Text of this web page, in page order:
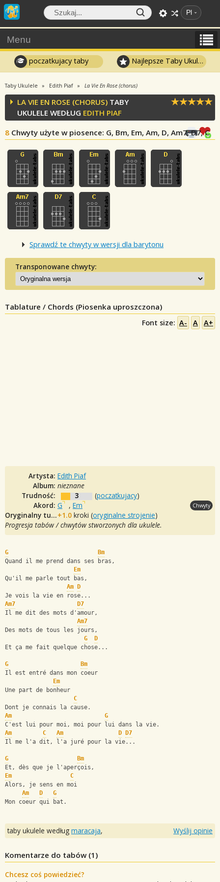
Pl
Menu
poczatkujacy taby Najlepsze Taby Ukulele
Taby Ukulele Edith Piaf La Vie En Rose (chorus)
LA VIE EN ROSE (CHORUS) TABY
UKULELE WEDŁUG EDITH PIAF
8 Chwyty użyte w piosence: G, Bm, Em, Am, D, Am7, D7, C
Sprawdź te chwyty w wersji dla barytonu
Transponowane chwyty:
Tablature / Chords (Piosenka uproszczona)
Font size: A- A A+
Artysta: Edith Piaf
Album: nieznane
Trudność:
3 (poczatkujacy)
Akord: G , Em Chwyty
Oryginalny tuning:+1.0 kroki (oryginalne strojenie)
Progresja tabów / chwytów stworzonych dla ukulele.
G
Bm
Quand il me prend dans ses bras,
Em
Qu'il me parle tout bas,
Am
D
Je vois la vie en rose...
Am7
D7
Il me dit des mots d'amour,
Am7
Des mots de tous les jours,
G
D
Et ça me fait quelque chose...
G
Bm
Il est entré dans mon coeur
Em
Une part de bonheur
C
Dont je connais la cause.
Am
G
C'est lui pour moi, moi pour lui dans la vie.
Am
C Am D
D7
Il me l'a dit, l'a juré pour la vie...
G
Bm
Et, dès que je l'aperçois,
Em
C
Alors, je sens en moi
Am
D
G
Mon coeur qui bat.
taby ukulele według maracaja, Wyślij opinie
Komentarze do tabów (1 )
Chcesz coś powiedzieć?